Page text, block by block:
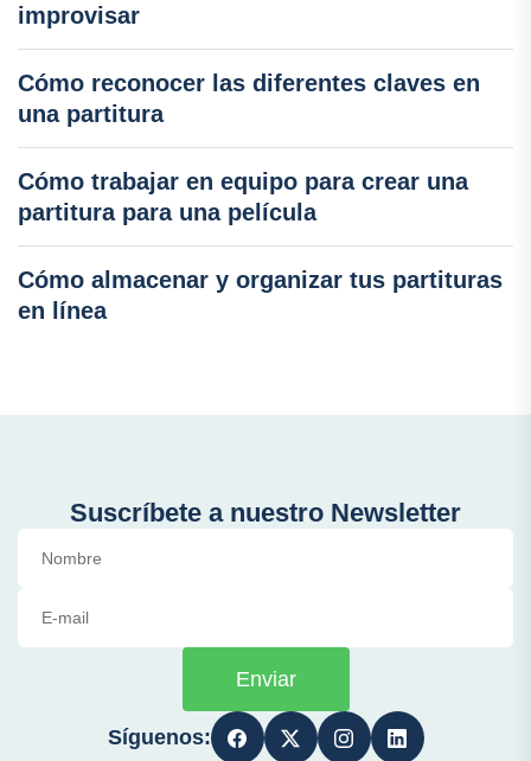
improvisar
Cómo reconocer las diferentes claves en
una partitura
Cómo trabajar en equipo para crear una
partitura para una película
Cómo almacenar y organizar tus partituras
en línea
Suscríbete a nuestro Newsletter
Enviar
Síguenos: